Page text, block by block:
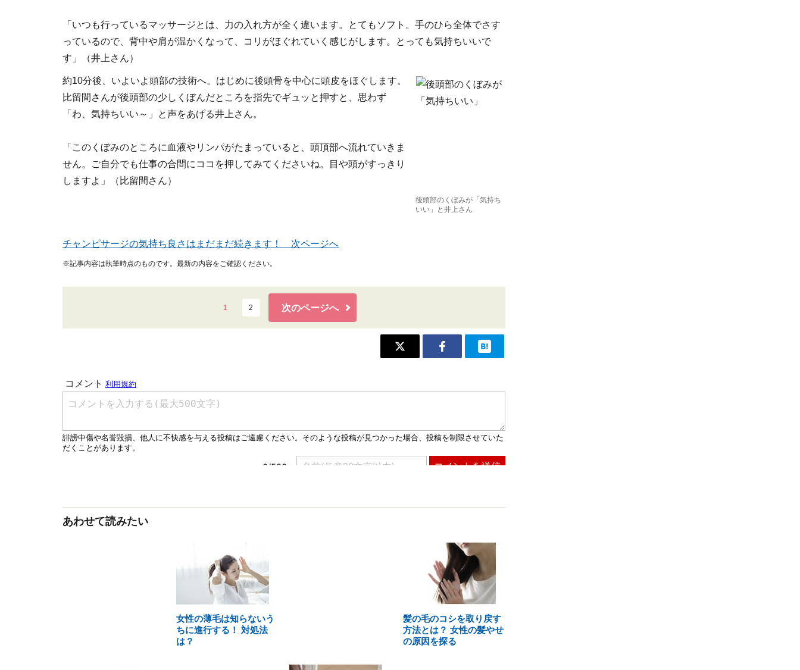
「いつも行っているマッサージとは、力の入れ方が全く違います。とてもソフト。手のひら全体でさす
っているので、背中や肩が温かくなって、コリがほぐれていく感じがします。とっても気持ちいいで
す」（井上さん）
後頭部のくぼみが「気持ち
いい」と井上さん
約10分後、いよいよ頭部の技術へ。はじめに後頭骨を中心に頭皮をほぐします。
比留間さんが後頭部の少しくぼんだところを指先でギュッと押すと、思わず
「わ、気持ちいい～」と声をあげる井上さん。
「このくぼみのところに血液やリンパがたまっていると、頭頂部へ流れていきま
せん。ご自分でも仕事の合間にココを押してみてくださいね。目や頭がすっきり
しますよ」（比留間さん）
チャンピサージの気持ち良さはまだまだ続きます！ 次ページへ
※記事内容は執筆時点のものです。最新の内容をご確認ください。
1 2 次のページへ
あわせて読みたい
女性の薄毛は知らないう
ちに進行する！ 対処法
は？
髪の毛のコシを取り戻す
方法とは？ 女性の髪やせ
の原因を探る